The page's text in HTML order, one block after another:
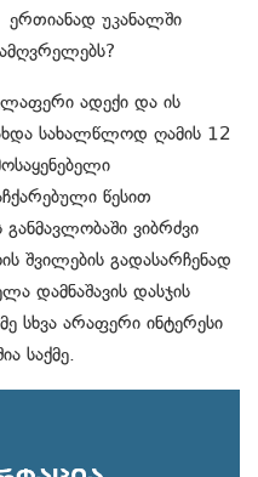
უკანალში
ადექი და ის
სახალწლოდ ღამის 12
წესით
ვიბრძვი
შვილების გადასარჩენად
დამნაშავის დასჯის
სხვა არაფერი ინტერესი
საქმე.